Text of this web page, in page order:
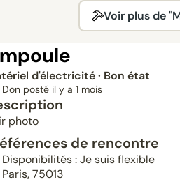
Voir plus de
d'électricité· Bon état
Don posté il y a 1 mois
photo
de rencontre
Disponibilités : Je suis flexible
Paris, 75013